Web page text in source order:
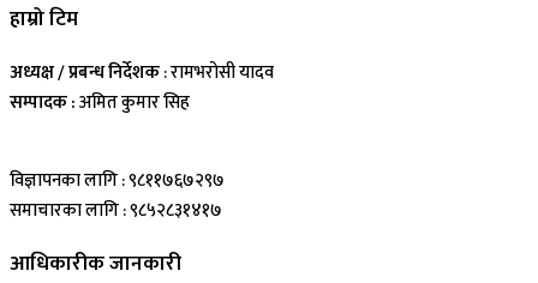
हाम्रो टिम
अध्यक्ष / प्रबन्ध निर्देशक: रामभरोसी यादव
सम्पादक :अमित कुमार सिह
विज्ञापनका लागि : ९८११७६७२९७
समाचारका लागि : ९८५२८३१४१७
आधिकारीक जानकारी